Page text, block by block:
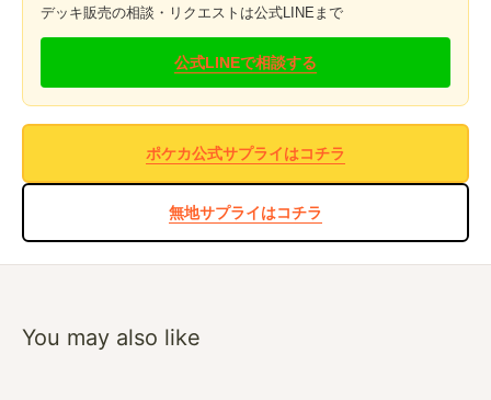
デッキ販売の相談・リクエストは公式LINEまで
公式LINEで相談する
ポケカ公式サプライはコチラ
無地サプライはコチラ
You may also like